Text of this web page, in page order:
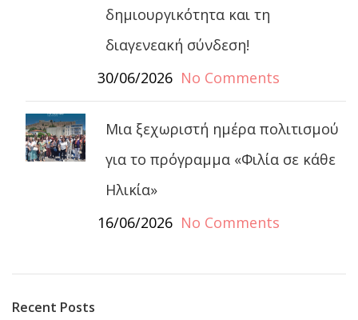
δημιουργικότητα και τη
διαγενεακή σύνδεση!
30/06/2026 No Comments
Μια ξεχωριστή ημέρα πολιτισμού
για το πρόγραμμα «Φιλία σε κάθε
Ηλικία»
16/06/2026 No Comments
Recent Posts